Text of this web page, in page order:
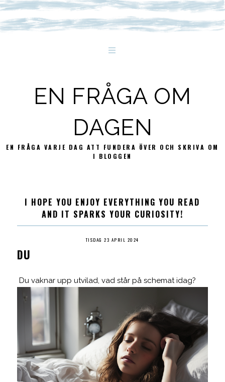
EN FRÅGA OM
DAGEN
EN FRÅGA VARJE DAG ATT FUNDERA ÖVER OCH SKRIVA OM
I BLOGGEN
I HOPE YOU ENJOY EVERYTHING YOU READ
AND IT SPARKS YOUR CURIOSITY!
TISDAG 23 APRIL 2024
DU
Du vaknar upp utvilad, vad står på schemat idag?